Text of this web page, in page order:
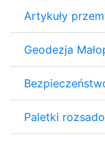
Artykuły
Geodezja
Paletki